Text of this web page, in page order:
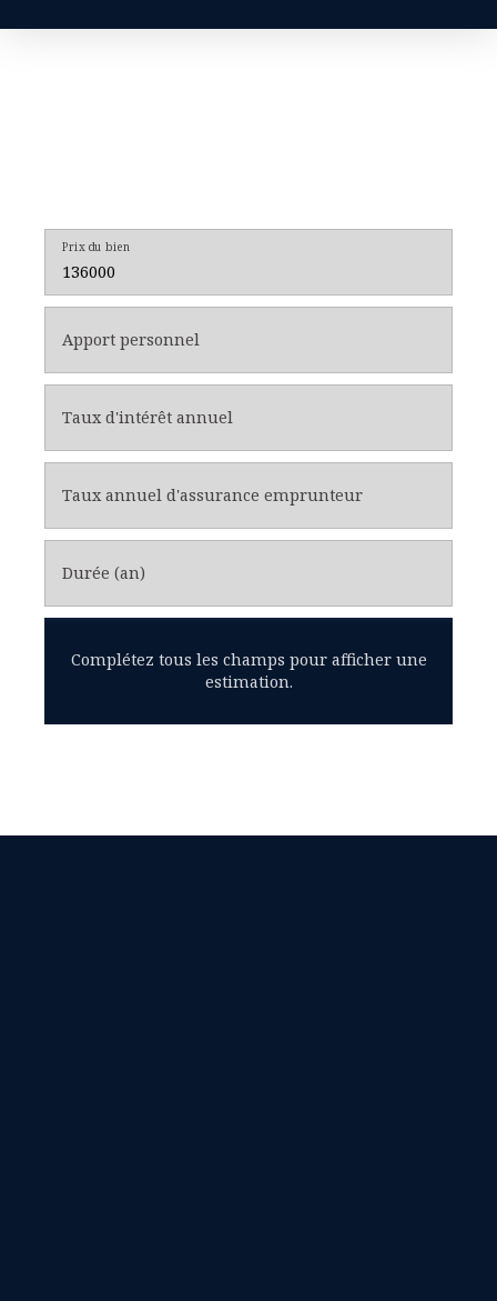
Prix du bien
Apport personnel
Taux d'intérêt annuel
Taux annuel d'assurance emprunteur
Durée (an)
Complétez tous les champs pour afficher une
estimation.